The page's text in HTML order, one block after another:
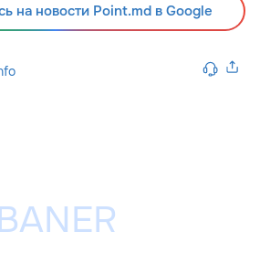
на новости Point.md в Google